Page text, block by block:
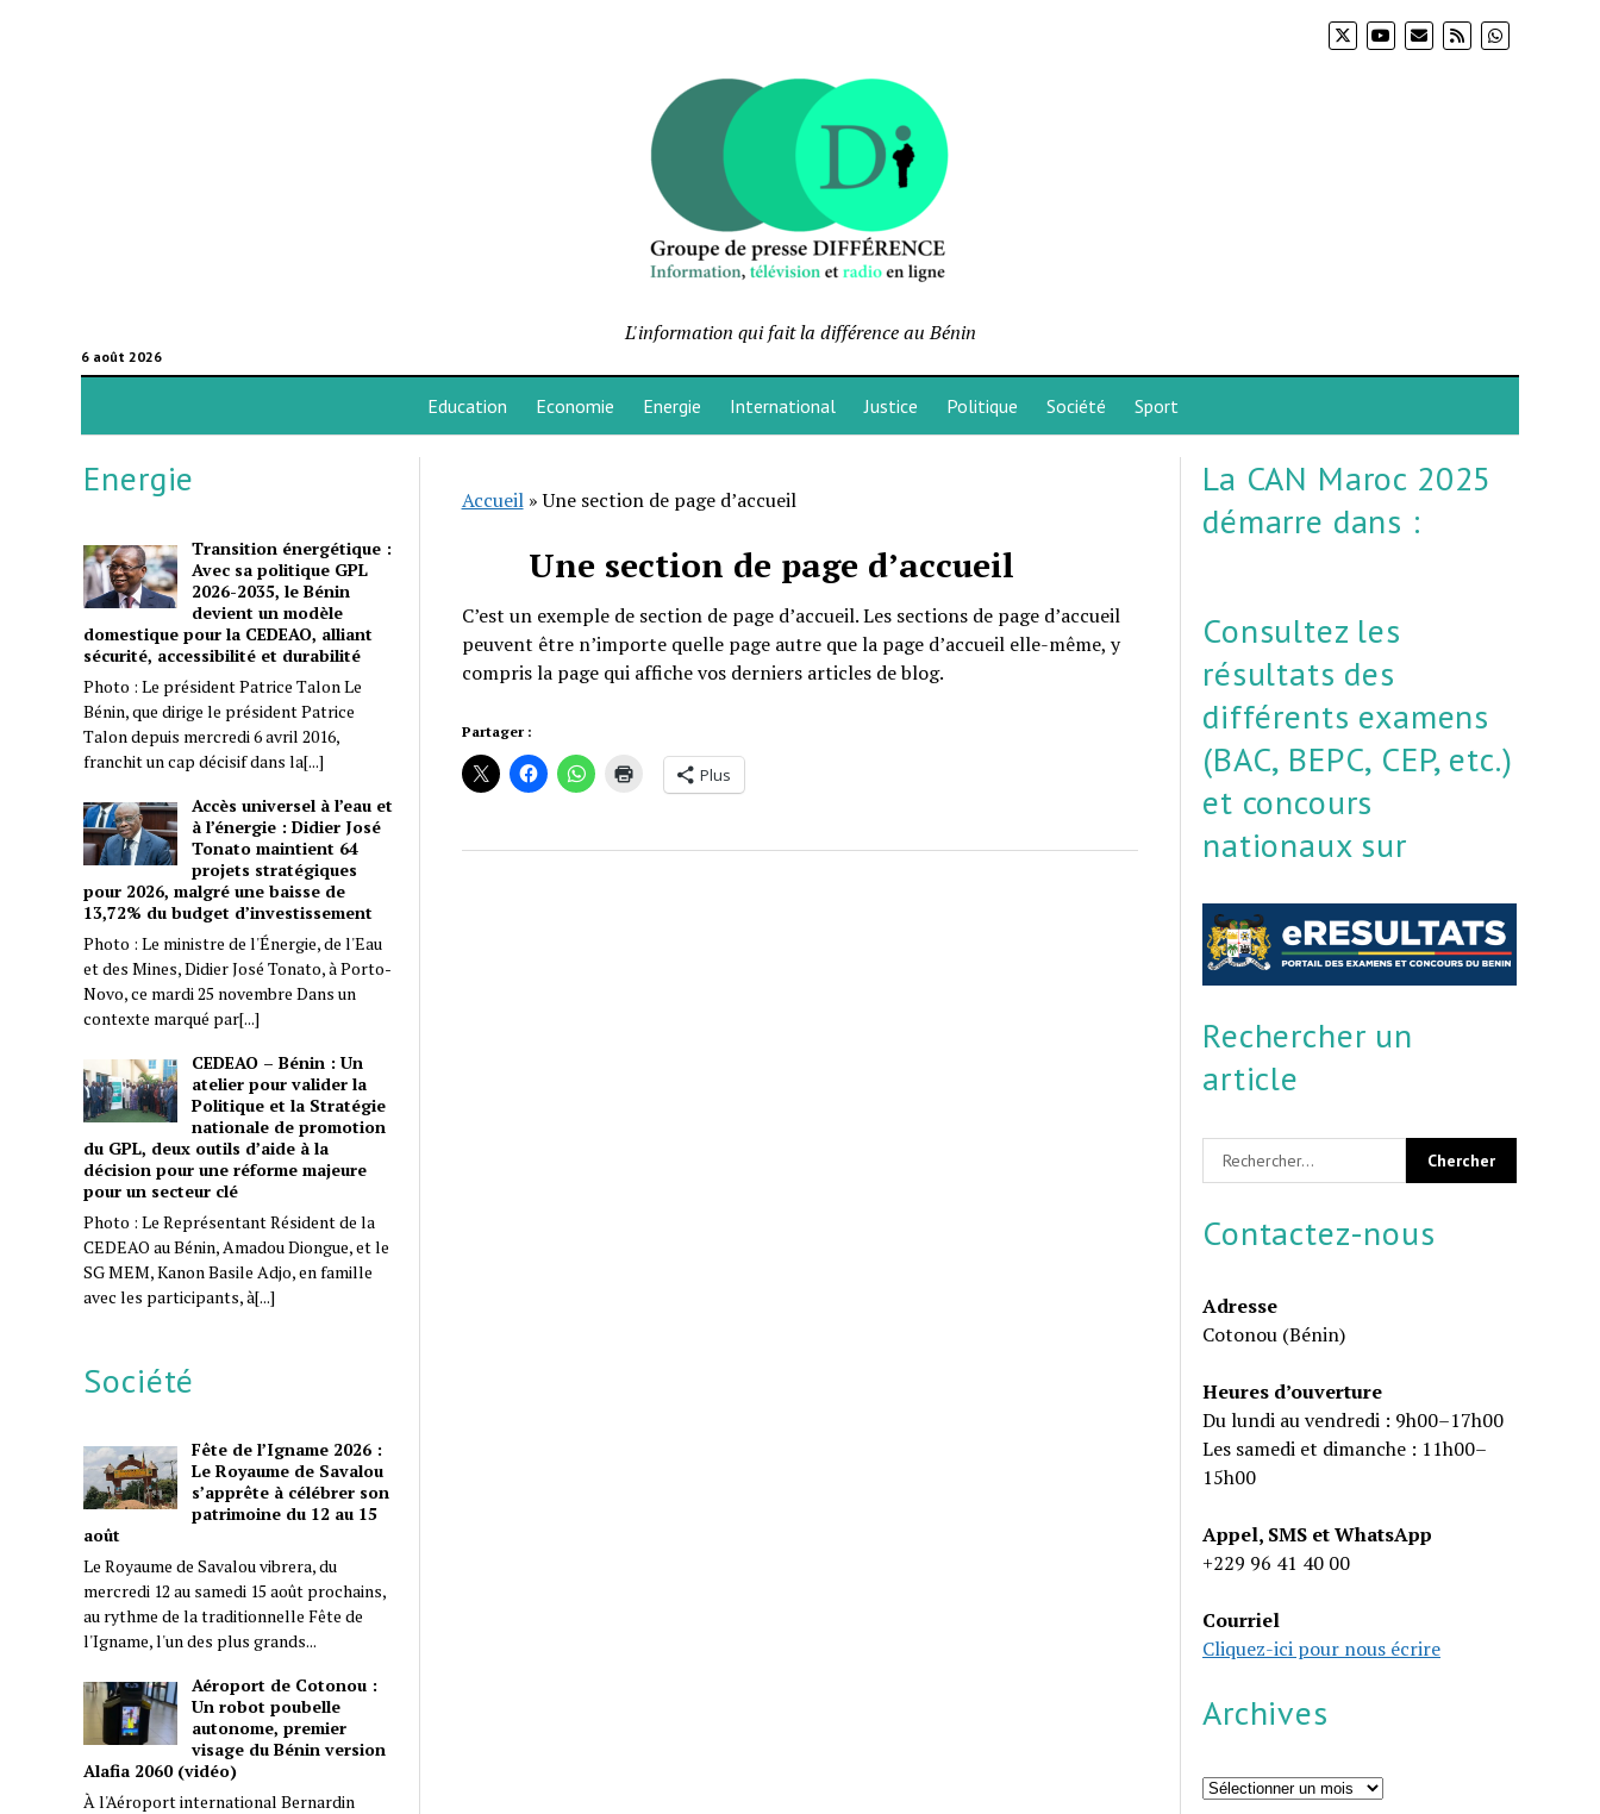
6 août 2026
L'information qui fait la différence au Bénin
Education Economie Energie International Justice Politique Société Sport
Energie
Transition énergétique :
Avec sa politique GPL
2026-2035, le Bénin
devient un modèle
domestique pour la CEDEAO, alliant
sécurité, accessibilité et durabilité
Photo : Le président Patrice Talon Le
Bénin, que dirige le président Patrice
Talon depuis mercredi 6 avril 2016,
franchit un cap décisif dans la[...]
Accès universel à l’eau et
à l’énergie : Didier José
Tonato maintient 64
projets stratégiques
pour 2026, malgré une baisse de
13,72% du budget d’investissement
Photo : Le ministre de l'Énergie, de l'Eau
et des Mines, Didier José Tonato, à Porto-
Novo, ce mardi 25 novembre Dans un
contexte marqué par[...]
CEDEAO – Bénin : Un
atelier pour valider la
Politique et la Stratégie
nationale de promotion
du GPL, deux outils d’aide à la
décision pour une réforme majeure
pour un secteur clé
Photo : Le Représentant Résident de la
CEDEAO au Bénin, Amadou Diongue, et le
SG MEM, Kanon Basile Adjo, en famille
avec les participants, à[...]
Société
Fête de l’Igname 2026 :
Le Royaume de Savalou
s’apprête à célébrer son
patrimoine du 12 au 15
août
Le Royaume de Savalou vibrera, du
mercredi 12 au samedi 15 août prochains,
au rythme de la traditionnelle Fête de
l'Igname, l'un des plus grands...
Aéroport de Cotonou :
Un robot poubelle
autonome, premier
visage du Bénin version
Alafia 2060 (vidéo)
À l'Aéroport international Bernardin
Accueil»Une section de page d’accueil
Une section de page d’accueil
C’est un exemple de section de page d’accueil. Les sections de page d’accueil
peuvent être n’importe quelle page autre que la page d’accueil elle-même, y
compris la page qui affiche vos derniers articles de blog.
Partager :
Plus
La CAN Maroc 2025
démarre dans :
Consultez les
résultats des
différents examens
(BAC, BEPC, CEP, etc.)
et concours
nationaux sur
Rechercher un
article
Contactez-nous
Adresse
Cotonou (Bénin)
Heures d’ouverture
Du lundi au vendredi : 9h00–17h00
Les samedi et dimanche : 11h00–
15h00
Appel, SMS et WhatsApp
+229 96 41 40 00
Courriel
Cliquez-ici pour nous écrire
Archives
Archives